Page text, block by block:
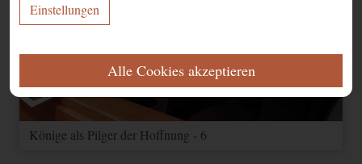
Könige als Pilger der Hoffnung - 6
Einstellungen
Diese Cookies werden für eine reibungslose Funktion unserer Website
benötigt.
Name Zweck Ablauf Typ Anbieter
Alle Cookies akzeptieren